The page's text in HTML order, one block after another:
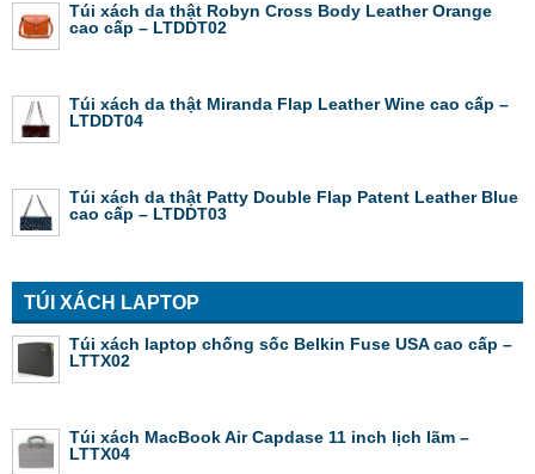
Túi xách da thật Robyn Cross Body Leather Orange
cao cấp – LTDDT02
Túi xách da thật Miranda Flap Leather Wine cao cấp –
LTDDT04
Túi xách da thật Patty Double Flap Patent Leather Blue
cao cấp – LTDDT03
TÚI XÁCH LAPTOP
Túi xách laptop chống sốc Belkin Fuse USA cao cấp –
LTTX02
Túi xách MacBook Air Capdase 11 inch lịch lãm –
LTTX04